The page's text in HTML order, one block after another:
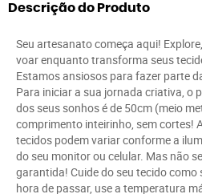
Descrição do Produto
Seu artesanato começa aqui!
voar enquanto transforma seus
Estamos ansiosos para fazer parte
Para iniciar a sua jornada criativa, o
dos seus sonhos é de 50cm (meio
comprimento inteirinho, sem cortes!
tecidos podem variar conforme a
do seu monitor ou celular. Mas não
garantida! Cuide do seu tecido como
hora de passar, use a temperatura